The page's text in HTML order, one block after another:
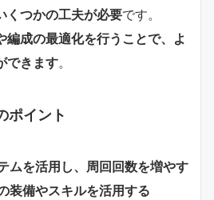
くつかの工夫が必要です。
編成の最適化を行うことで、よ
できます。
ポイント
ムを活用し、周回回数を増やす
装備やスキルを活用する